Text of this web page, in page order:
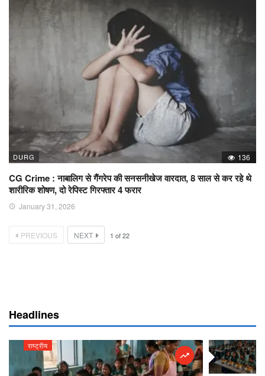
DURG 136
CG Crime : नाबालिग से गैंगरेप की सनसनीखेज वारदात, 8 साल से कर रहे थे
शारीरिक शोषण, दो रेपिस्ट गिरफ्तार 4 फरार
January 31, 2026
PREVIOUS NEXT 1 of22
Headlines
राष्ट्रीय राष्ट्रीय